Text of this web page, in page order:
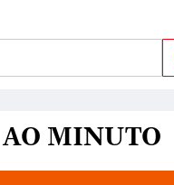
AO MINUTO